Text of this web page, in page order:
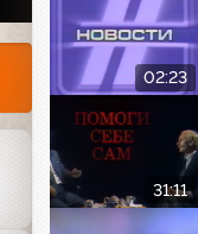
02:23
31:11